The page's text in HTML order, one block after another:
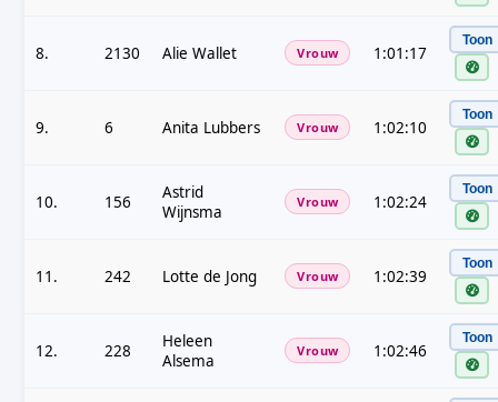
8. 2130 Alie Wallet Vrouw 1:01:17
Toon
9. 6 Anita Lubbers Vrouw 1:02:10
Toon
10. 156
Astrid
Wijnsma
Vrouw 1:02:24
Toon
11. 242 Lotte de Jong Vrouw 1:02:39
Toon
12. 228
Heleen
Alsema
Vrouw 1:02:46
Toon